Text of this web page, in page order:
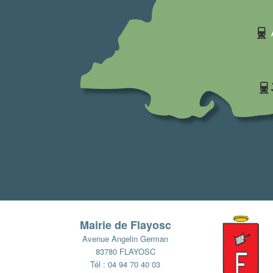
Mairie de Flayosc
Avenue Angelin German
83780 FLAYOSC
Tél : 04 94 70 40 03